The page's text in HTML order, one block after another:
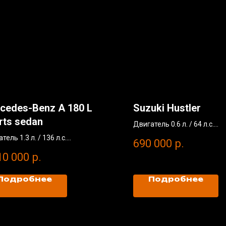
Benz A 180 L
sedan
1.3 л. / 136 л.с.
18 400 км
рассчитана по курсу Юань/
000 р.
Suzuki Hustler
Двигатель 0.6 л. / 64 л.с.
Пробег: 30 000 км
690 000 р.
Подробнее